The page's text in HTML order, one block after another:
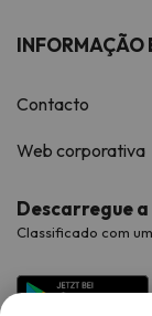
INFORMAÇÃO
Contacto
Web corporativa
Descarregue
Classificado com